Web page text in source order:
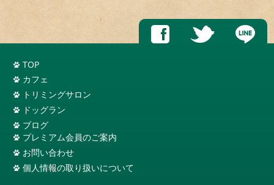
TOP
カフェ
トリミングサロン
ドッグラン
ブログ
プレミアム会員のご案内
お問い合わせ
個人情報の取り扱いについて